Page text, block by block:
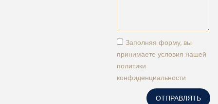
Заполняя форму, вы
принимаете условия нашей
политики
конфиденциальности
ОТПРАВЛЯТЬ